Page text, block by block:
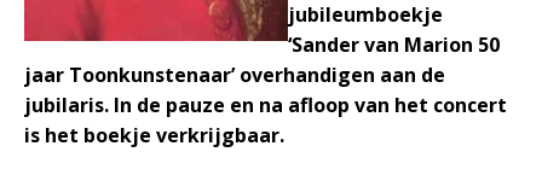
jubileumboekje
‘Sander van Marion 50
jaar Toonkunstenaar’ overhandigen aan de
jubilaris. In de pauze en na afloop van het concert
is het boekje verkrijgbaar.